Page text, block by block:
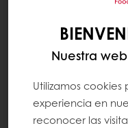
Nuestra
Utilizamos
experiencia en
reconocer las